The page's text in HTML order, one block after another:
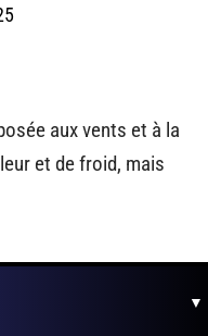
aux vents et à la
et de froid, mais